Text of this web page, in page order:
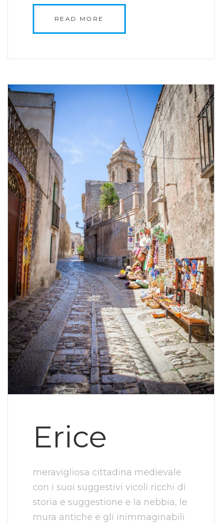
READ MORE
Erice
meravigliosa cittadina medievale
con i suoi suggestivi vicoli ricchi di
storia e suggestione e la nebbia, le
mura antiche e gli inimmaginabili